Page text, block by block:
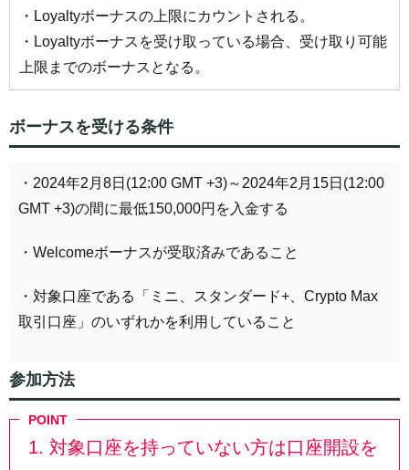
・Loyaltyボーナスの上限にカウントされる。
・Loyaltyボーナスを受け取っている場合、受け取り可能
上限までのボーナスとなる。
ボーナスを受ける条件
・2024年2月8日(12:00 GMT +3)～2024年2月15日(12:00
GMT +3)の間に最低150,000円を入金する
・Welcomeボーナスが受取済みであること
・対象口座である「ミニ、スタンダード+、Crypto Max
取引口座」のいずれかを利用していること
参加方法
1. 対象口座を持っていない方は口座開設を